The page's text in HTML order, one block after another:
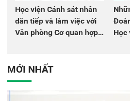
Học viện Cảnh sát nhân
dân tiếp và làm việc với
Văn phòng Cơ quan hợp
Học
MỚI NHẤT